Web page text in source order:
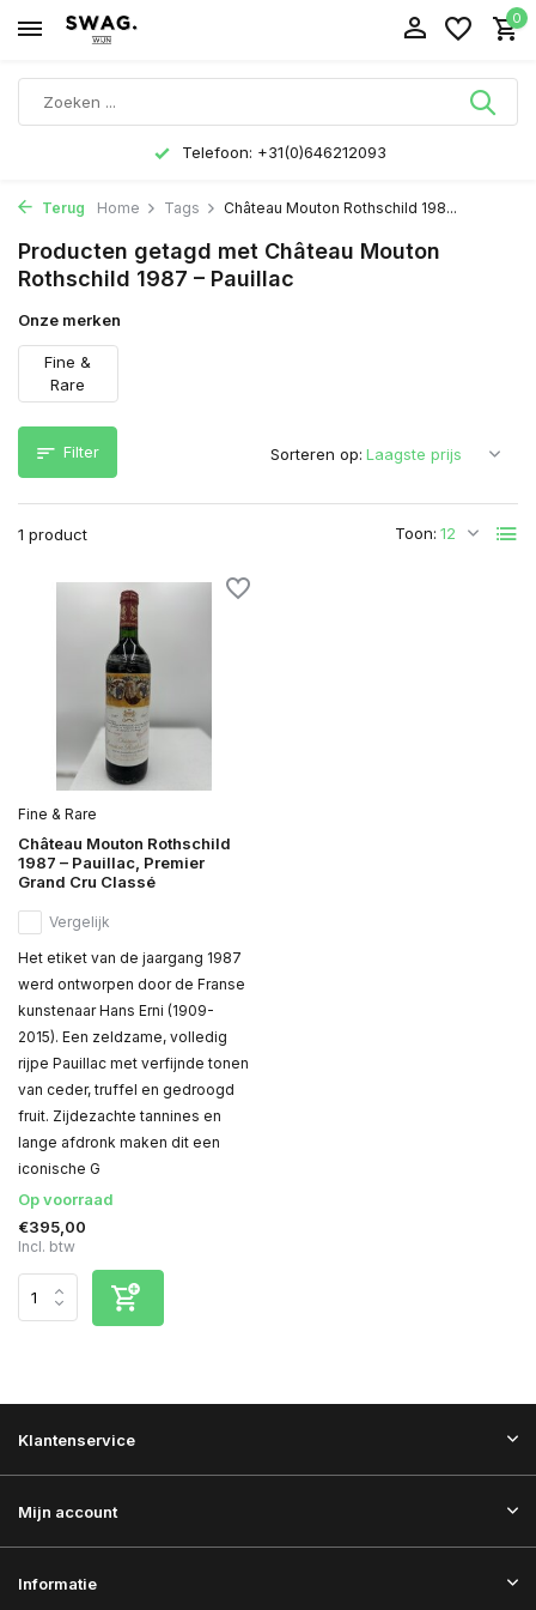
0
Telefoon: +31(0)646212093
Terug Home Tags Château Mouton Rothschild 198...
Producten getagd met Château Mouton
Rothschild 1987 – Pauillac
Onze merken
Fine &
Rare
Filter
1 product Toon:
Sorteren op:
Fine & Rare
Château Mouton Rothschild
1987 – Pauillac, Premier
Grand Cru Classé
Vergelijk
Het etiket van de jaargang 1987
werd ontworpen door de Franse
kunstenaar Hans Erni (1909-
2015). Een zeldzame, volledig
rijpe Pauillac met verfijnde tonen
van ceder, truffel en gedroogd
fruit. Zijdezachte tannines en
lange afdronk maken dit een
iconische G
Op voorraad
€395,00
Incl. btw
Klantenservice
Mijn account
Informatie